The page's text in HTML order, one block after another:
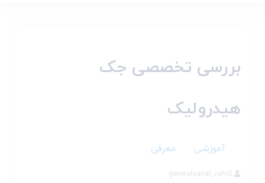
بررسی تخصصی جک
هیدرولیک
آموزشی معرفی